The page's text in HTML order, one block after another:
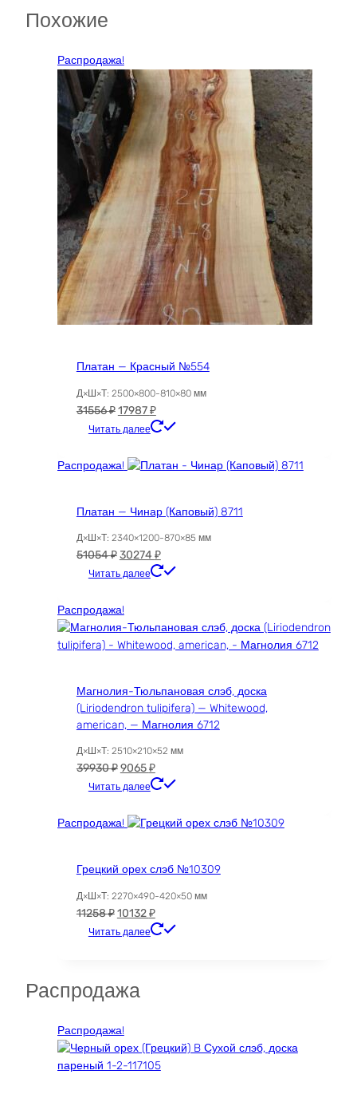
Похожие
Распродажа!
Платан — Красный №554
Д×Ш×Т: 2500×800-810×80 мм
31556₽Первоначальная
цена
31556 ₽.
17987₽Текущая
цена:
Читать далее
Распродажа!
Платан — Чинар (Каповый) 8711
Д×Ш×Т: 2340×1200-870×85 мм
51054₽Первоначальная
цена
51054 ₽.
30274 ₽Текущая
цена:
Читать далее
Распродажа!
Магнолия-Тюльпановая слэб, доска
(Liriodendron tulipifera) — Whitewood,
american, — Магнолия 6712
Д×Ш×Т: 2510×210×52 мм
39930₽Первоначальная
цена
39930 ₽.
9065₽Текущая
цена:
Читать далее
Распродажа!
Грецкий орех слэб №10309
Д×Ш×Т: 2270×490-420×50 мм
11258₽Первоначальная
цена
10132₽Текущая
цена:
Читать далее
Распродажа
Распродажа!